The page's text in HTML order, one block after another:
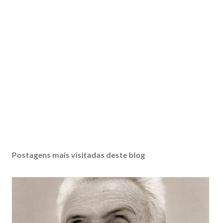
Postagens mais visitadas deste blog